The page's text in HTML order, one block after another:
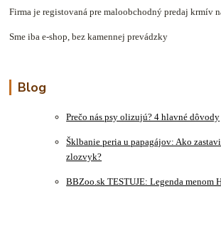
Firma je registovaná pre maloobchodný predaj krmív
Sme iba e-shop, bez kamennej prevádzky
Blog
Prečo nás psy olizujú? 4 hlavné dôvody
Šklbanie peria u papagájov: Ako
zlozvyk?
BBZoo.sk TESTUJE: Legenda menom